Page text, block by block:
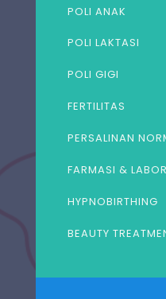
POLI ANAK
POLI LAKTASI
POLI GIGI
FERTILITAS
PERSALINAN
FARMASI &
HYPNOBIRTHING
BEAUTY